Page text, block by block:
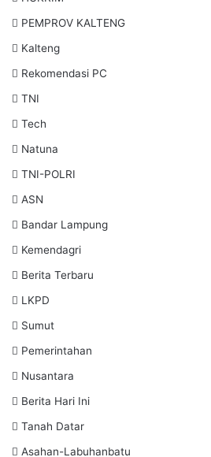
PEMPROV KALTENG
Kalteng
Rekomendasi PC
TNI
Tech
Natuna
TNI-POLRI
ASN
Bandar Lampung
Kemendagri
Berita Terbaru
LKPD
Sumut
Pemerintahan
Nusantara
Berita Hari Ini
Tanah Datar
Asahan-Labuhanbatu